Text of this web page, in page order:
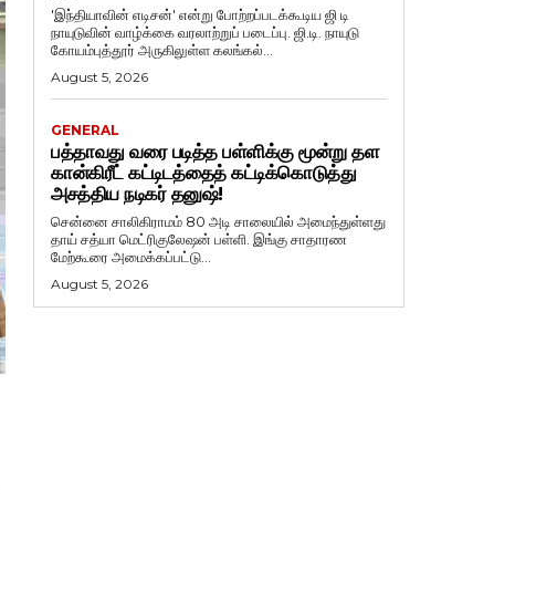
'இந்தியாவின் எடிசன்' என்று போற்றப்படக்கூடிய ஜி டி
நாயுடுவின் வாழ்க்கை வரலாற்றுப் படைப்பு. ஜி.டி. நாயுடு
கோயம்புத்தூர் அருகிலுள்ள கலங்கல்...
August 5, 2026
GENERAL
பத்தாவது வரை படித்த பள்ளிக்கு மூன்று தள
கான்கிரீட் கட்டிடத்தைத் கட்டிக்கொடுத்து
அசத்திய நடிகர் தனுஷ்!
சென்னை சாலிகிராமம் 80 அடி சாலையில் அமைந்துள்ளது
தாய் சத்யா மெட்ரிகுலேஷன் பள்ளி. இங்கு சாதாரண
மேற்கூரை அமைக்கப்பட்டு...
August 5, 2026